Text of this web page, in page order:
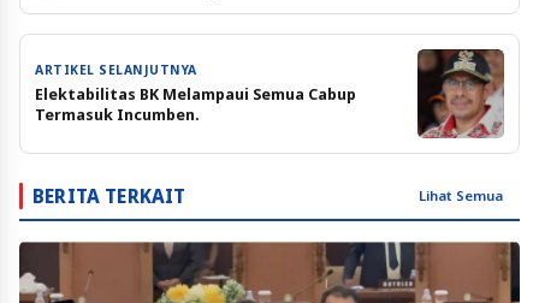
ARTIKEL SELANJUTNYA
Elektabilitas BK Melampaui Semua Cabup
Termasuk Incumben.
BERITA TERKAIT Lihat Semua